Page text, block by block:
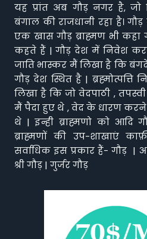
यह प्रांत अब गौड़ नगर है,
बंगाल की राजधानी रहा है।
एक खास गौड़ ब्राह्मण भी कहा
कहते हैं | गौड़ देश में निवेश
जाति भास्कर मैं लिखा है कि
गौड़ देश स्थित है |
लिखा है कि जो वेदपाठी , तपस्वी
मैं पैदा हुए थे , वेद के धारण करने
थे | इन्ही ब्राह्मणो को आदि
ब्राह्मणों की उप-शाखाएं
सर्वाधिक इस प्रकार हैं- गौड़ |
श्री गौड़ | गुर्जर गौड़